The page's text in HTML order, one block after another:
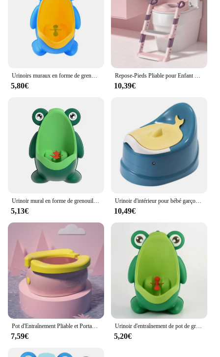
Urinoirs muraux en forme de grenouille pour bébés garçons, pot debout, urinoir vertical, entraînement des toilettes, support pour enfants, pipi, nourrisson, tout-petit
5,80€
Repose-Pieds Pliable pour Enfant Garçon et Fille, Toilettes Multifonctionnelles, Pots Assistés, Marches
10,39€
Urinoir mural en forme de grenouille pour bébé, urinoir debout pour garçons, urinoir d'entraînement aux toilettes
5,13€
Urinoir d'intérieur pour bébé garçon et fille, pot avec anneau pour bambin
10,49€
Pot d'Entraînement Pliable et Portable pour Enfant, Urinoir de Voyage pour Bébé
7,59€
Urinoir d'entraînement de pot de grenouille mignonne, garçon avec la cible de visée amusante, entraîneur d'urinoir de toilette, support d'enfants, pipi vertical, nourrisson, tout-petit
5,20€